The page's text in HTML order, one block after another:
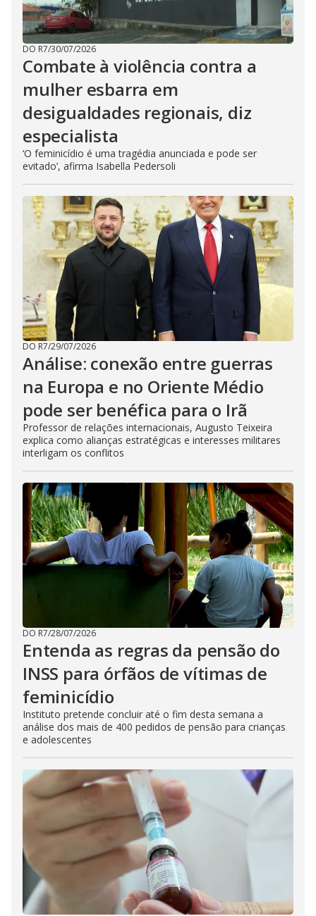
DO R7/30/07/2026
Combate à violência contra a
mulher esbarra em
desigualdades regionais, diz
especialista
‘O feminicídio é uma tragédia anunciada e pode ser
evitado’, afirma Isabella Pedersoli
DO R7/29/07/2026
Análise: conexão entre guerras
na Europa e no Oriente Médio
pode ser benéfica para o Irã
Professor de relações internacionais, Augusto Teixeira
explica como alianças estratégicas e interesses militares
interligam os conflitos
DO R7/28/07/2026
Entenda as regras da pensão do
INSS para órfãos de vítimas de
feminicídio
Instituto pretende concluir até o fim desta semana a
análise dos mais de 400 pedidos de pensão para crianças
e adolescentes